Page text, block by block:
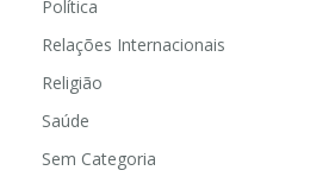
Política
Relações Internacionais
Religião
Saúde
Sem Categoria